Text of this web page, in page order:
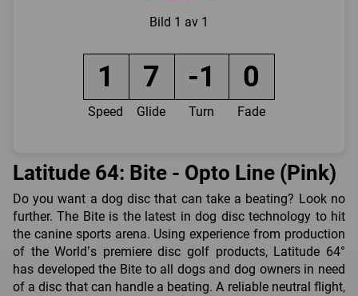
Bild 1 av 1
1 7 -1 0
Speed Glide Turn Fade
Latitude 64: Bite - Opto Line (Pink)
Do you want a dog disc that can take a beating? Look no
further. The Bite is the latest in dog disc technology to hit
the canine sports arena. Using experience from production
of the World’s premiere disc golf products, Latitude 64°
has developed the Bite to all dogs and dog owners in need
of a disc that can handle a beating. A reliable neutral flight,